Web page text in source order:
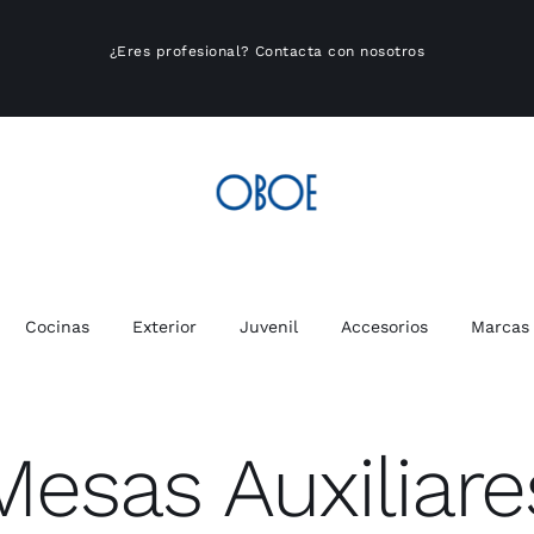
¿Eres profesional? Contacta con nosotros
Cocinas Exterior Juvenil Accesorios Marcas